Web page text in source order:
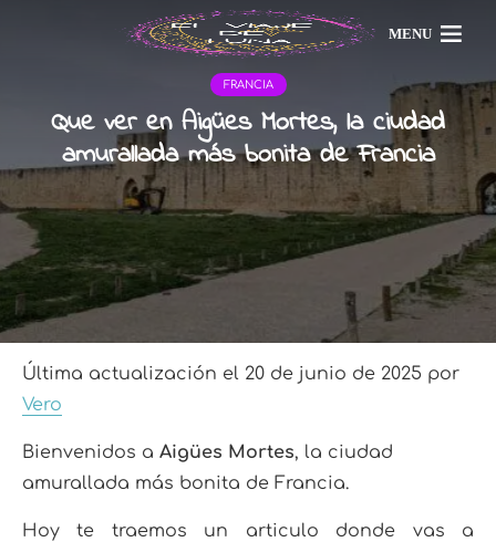
MENU
FRANCIA
Que ver en Aigües Mortes, la ciudad
amurallada más bonita de Francia
Última actualización el 20 de junio de 2025 por
Vero
Bienvenidos a Aigües Mortes, la ciudad
amurallada más bonita de Francia.
Hoy te traemos un articulo donde vas a